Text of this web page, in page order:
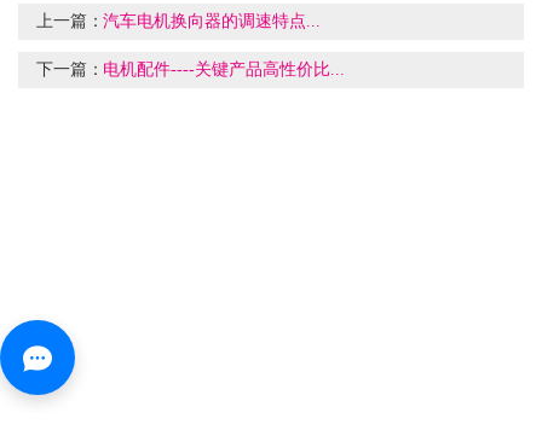
上一篇：汽车电机换向器的调速特点...
下一篇： 电机配件----关键产品高性价比...